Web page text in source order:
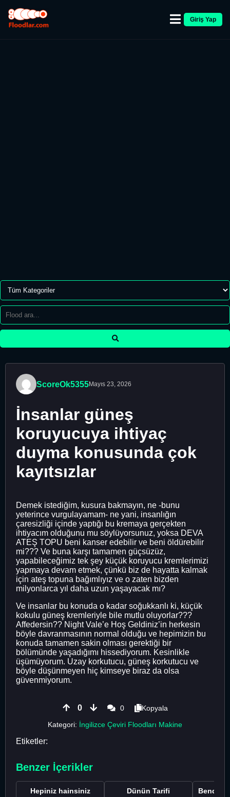
Giriş Yap
ScoreOk5355Mayıs 23, 2026
İnsanlar güneş
koruyucuya ihtiyaç
duyma konusunda çok
kayıtsızlar
Demek istediğim, kusura bakmayın, ne -bunu
yeterince vurgulayamam- ne yani, insanlığın
çaresizliği içinde yaptığı bu kremaya gerçekten
ihtiyacım olduğunu mu söylüyorsunuz, yoksa DEVA
ATEŞ TOPU beni kanser edebilir ve beni öldürebilir
mi??? Ve buna karşı tamamen güçsüzüz,
yapabileceğimiz tek şey küçük koruyucu kremlerimizi
yapmaya devam etmek, çünkü biz de hayatta kalmak
için ateş topuna bağımlıyız ve o zaten bizden
milyonlarca yıl daha uzun yaşayacak mı?
Ve insanlar bu konuda o kadar soğukkanlı ki, küçük
kokulu güneş kremleriyle bile mutlu oluyorlar???
Affedersin?? Night Vale’e Hoş Geldiniz’in herkesin
böyle davranmasının normal olduğu ve hepimizin bu
konuda tamamen sakin olması gerektiği bir
bölümünde yaşadığımı hissediyorum. Kesinlikle
üşümüyorum. Uzay korkutucu, güneş korkutucu ve
böyle düşünmeyen hiç kimseye biraz da olsa
güvenmiyorum.
0 0
Kopyala
Kategori: İngilizce Çeviri Floodları Makine
Etiketler:
Benzer İçerikler
Hepiniz hainsiniz Dünün Tarifi